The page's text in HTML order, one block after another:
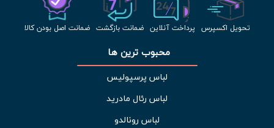
تحویل اکسپرس پرداخت آنلاین ضمانت بازگشت ضمانت اصل بودن کالا
محبوب ترین ها
لباس پرسپولیس
لباس رئال مادرید
لباس رونالدو